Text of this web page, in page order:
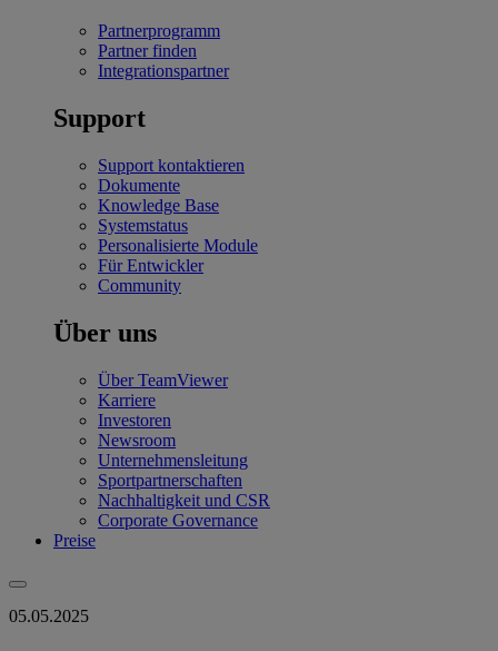
Partnerprogramm
Partner finden
Integrationspartner
Support
Support kontaktieren
Dokumente
Knowledge Base
Systemstatus
Personalisierte Module
Für Entwickler
Community
Über uns
Über TeamViewer
Karriere
Investoren
Newsroom
Unternehmensleitung
Sportpartnerschaften
Nachhaltigkeit und CSR
Corporate Governance
Preise
05.05.2025